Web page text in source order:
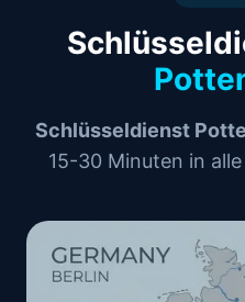
Schlüsseldienst
15-30 Minuten in